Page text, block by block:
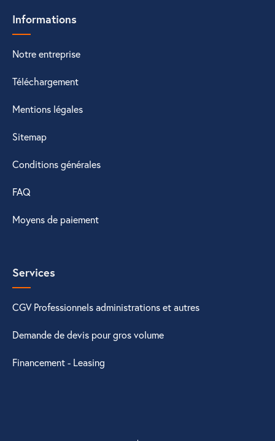
Informations
Notre entreprise
Téléchargement
Mentions légales
Sitemap
Conditions générales
FAQ
Moyens de paiement
Services
CGV Professionnels administrations et autres
Demande de devis pour gros volume
Financement - Leasing